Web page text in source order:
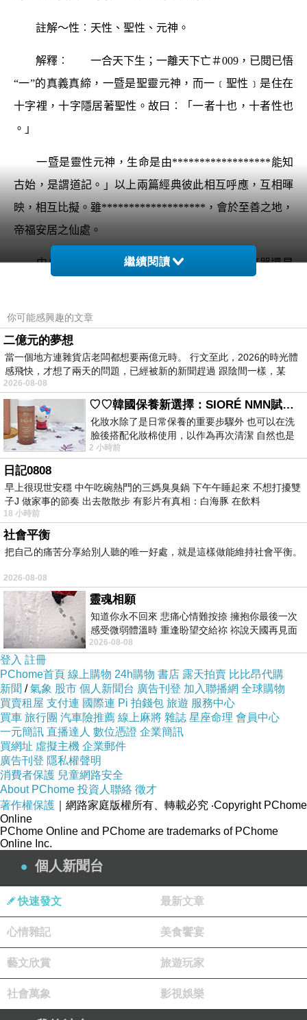
註解～性 ︰天性、聖性、元神。
解釋︰ 一合天下生； 一離天下亡＃009 ，已閱已悟
“一”的真義真締，一暨是聖靈元神，而一﹝聖性﹞是住在
十字裡，十字隱居著聖性。故曰︰「一者十也， 十者性也
。」
一暨是靈性元神，生命是由******************能知
古始，是謂道記。」以上兩篇經典彼此相互呼應，互相暉
映，相互比擬。雖******************* ，會於至善之地，
帝福安居之仙處。
中央是十也，凡所**********************應器還是
物就會摧毀滅絕，人類的文明也因而結束，這應當就是所
謂的“世界末日”二十億年後。說實在的，地球要是能活這
麼久，應該也夠了，最怕的是在這之前，地球早已到遭受
人類自身核武的戰爭，天外慧星撞或是小行星的撞擊，以
及地球表面環境的劇變，就在今後的二、三百年內，甚至
就在明年發生，那才可怕呢？！！」】 2002/09/29資
料。 似如，颱風，其颱風眼是颱風的靈魂，颱風眼主
宰颱風威力大小路徑，颱風眼是颱風形成與消滅的關
鍵。 似如地震，地震有震央，其震央是地震的靈魂，
震央可控制其強度、規模、深淺，震央消失地震也隨之消
滅。君試悟︰颱風、地震為何形成？目的何在？誰主宰掌
控？地球的核心暨是地球的靈魂，地球的靈魂主宰掌控著
颱風眼與震央。其目的次要
震是要釋放 能 量，主要是護地球愛萬物，養育萬物。敬問
天佑台灣還是地護台灣？之類比
灣！？
宏者**********之物、兆兆聖靈皆如是。故曰︰「一
者十也，十者性也。」以此。
道德經云︰「
寧，神得一以靈，谷得一以盈，萬物得一以生，侯王得一
以為天下貞。其致之一也。天無以清將恐裂，地無以寧將
恐發，神無以靈將恐歇，谷無以盈將恐竭，萬物無以生將
恐滅，侯王無以貴高將恐蹶。」甚甚清析，天地萬物，一
者聖靈，是主宰生死，成敗之“
天位是聖靈獨 **************************
然，是也。
一者
福音云︰「一個僕人不能事奉二個主人。」僕人
即是軀體， 主人即是真之神、真之我、神妙的主人。真
繼續閱讀
你可能感興趣的文章
二億元的夢想
當一個地方連雜貨店老闆都想要兩億元時。 行文至此，2026的時光體
感飛快，才想了兩天的問題，已經被新的新聞趕過 跟陰間一樣，某
2026-08-08
♡♡韓國保養新選擇：SIORÉ NMN賦活泡泡化妝水♡♡
化妝水除了是日常保養的重要步驟外 也可以在洗
臉後搭配化妝棉使用，以作為再次清潔 自然也是
我的保養必備品項 不過，我對於化妝
2 小時前
日記0808
早上很現世安穩 中午吃碗熱門的三媽臭臭鍋 下午午睡起來 不想打擾雙
子J 做家事的節奏 出去散散步 有影片有真相：白海豚 在飲料
18 小時前
社會平衡
把自己的痛苦分享給別人聽的唯一好處，就是這樣做能維持社會平衡。
2026-08-08
靈魂相願
知道你永不回來 悲痛心情難按捺 擁抱你最後一次
感受微弱體溫時 重逢盼望交給祢 祢說天國再見面
此刻忍淚說別離 他日靈魂再
2026-08-08
登入 註冊
PChome首頁 線上購物 24h購物 書店 露天拍賣 比比昂代購
新聞 /氣象 股市 個人新聞台 廣告刊登 加入聯播網 全球購物
買賣租屋 支付連 國際連 Pi 拍錢包 旅遊 服務中心
買車 旅行團 汽車險推薦 線上麻將 雜誌 星座命理 會員中心
一元簡訊 直播達人 數位憑證 企業簡訊
買網址 虛擬主機 企業郵件
廣告刊登 隱私權聲明
消費者保護 兒童網路安全
About PChome 投資人聯絡 徵才
著作權保護 ｜網路家庭版權所有、轉載必究 ‧Copyright PChome
Online
PChome Online and PChome are trademarks of PChome
Online Inc.
個人新聞台
快速發文 最新文章
心情雜記 美食饗宴
藝文欣賞 旅遊玩家
社會萬象 影視娛樂